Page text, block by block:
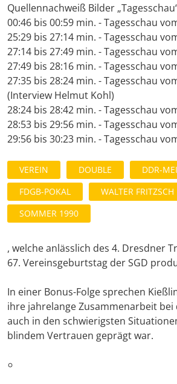
Quellennachweiß Bilder
00:46 bis 00:59 min. - Tagesschau
25:29 bis 27:14 min. - Tagesschau
27:14 bis 27:49 min. - Tagesschau
27:49 bis 28:16 min. - Tagesschau
27:35 bis 28:24 min. - Tagesschau
(Interview Helmut Kohl)
28:24 bis 28:42 min. - Tagesschau
28:53 bis 29:56 min. - Tagesschau
29:56 bis 30:23 min. - Tagesschau
VEREIN DOUBLE
DDR-
FDGB-POKAL
WALTER FRITZSCH
SOMMER 1990
, welche anlässlich des 4. Dresdner
67. Vereinsgeburtstag der SGD
In einer Bonus-Folge sprechen
ihre jahrelange Zusammenarbeit bei
auch in den schwierigsten
blindem Vertrauen geprägt war.